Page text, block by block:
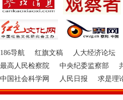
186导航 红旗文稿 人大经济论坛
最高人民检察院
中央纪委监察部
中国社会科学网
人民日报 求是理